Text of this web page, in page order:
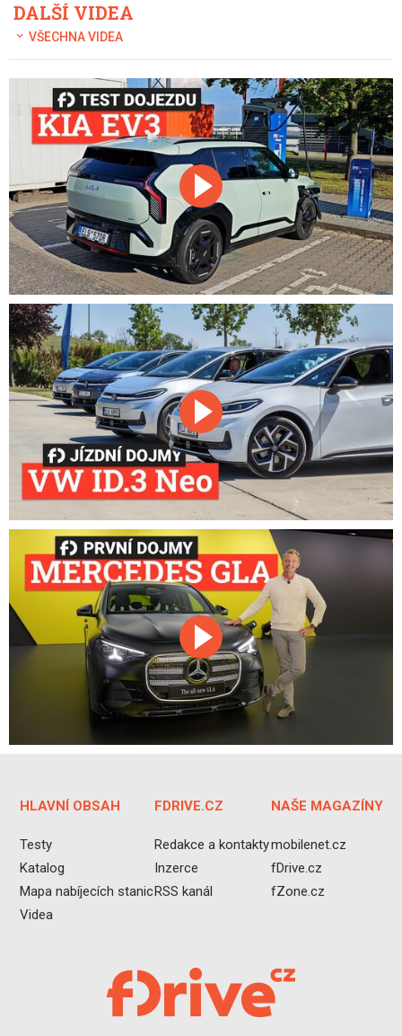
DALŠÍ VIDEA
VŠECHNA VIDEA
HLAVNÍ OBSAH
Testy
Katalog
Mapa nabíjecích stanic
Videa
FDRIVE.CZ
Redakce a kontakty
Inzerce
RSS kanál
NAŠE MAGAZÍNY
mobilenet.cz
fDrive.cz
fZone.cz